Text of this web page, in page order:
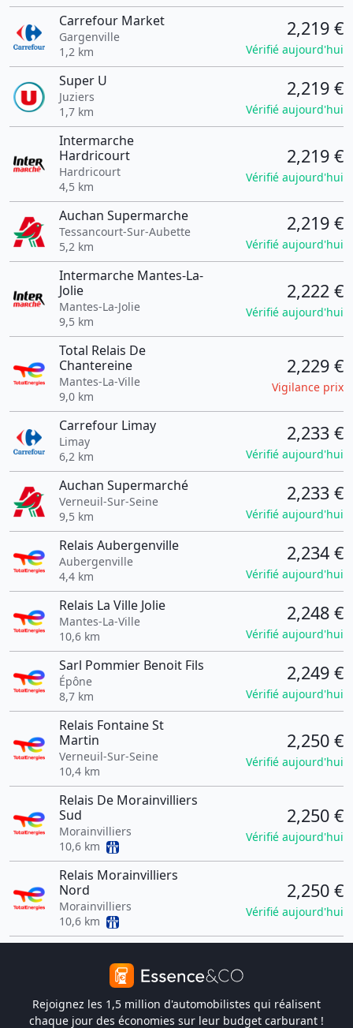
Carrefour Market
Gargenville
1,2 km
2,219 €
Vérifié aujourd'hui
Super U
Juziers
1,7 km
2,219 €
Vérifié aujourd'hui
Intermarche
Hardricourt
Hardricourt
4,5 km
2,219 €
Vérifié aujourd'hui
Auchan Supermarche
Tessancourt-Sur-Aubette
5,2 km
2,219 €
Vérifié aujourd'hui
Intermarche Mantes-La-
Jolie
Mantes-La-Jolie
9,5 km
2,222 €
Vérifié aujourd'hui
Total Relais De
Chantereine
Mantes-La-Ville
9,0 km
2,229 €
Vigilance prix
Carrefour Limay
Limay
6,2 km
2,233 €
Vérifié aujourd'hui
Auchan Supermarché
Verneuil-Sur-Seine
9,5 km
2,233 €
Vérifié aujourd'hui
Relais Aubergenville
Aubergenville
4,4 km
2,234 €
Vérifié aujourd'hui
Relais La Ville Jolie
Mantes-La-Ville
10,6 km
2,248 €
Vérifié aujourd'hui
Sarl Pommier Benoit Fils
Épône
8,7 km
2,249 €
Vérifié aujourd'hui
Relais Fontaine St
Martin
Verneuil-Sur-Seine
10,4 km
2,250 €
Vérifié aujourd'hui
Relais De Morainvilliers
Sud
Morainvilliers
10,6 km
2,250 €
Vérifié aujourd'hui
Relais Morainvilliers
Nord
Morainvilliers
10,6 km
2,250 €
Vérifié aujourd'hui
Rejoignez les 1,5 million d'automobilistes qui réalisent
chaque jour des économies sur leur budget carburant !